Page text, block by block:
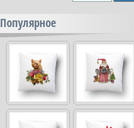
Популярное